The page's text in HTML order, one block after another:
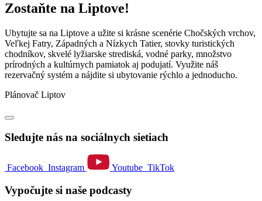
Zostaňte na Liptove!
Ubytujte sa na Liptove a užite si krásne scenérie Chočských vrchov,
Veľkej Fatry, Západných a Nízkych Tatier, stovky turistických
chodníkov, skvelé lyžiarske strediská, vodné parky, množstvo
prírodných a kultúrnych pamiatok aj podujatí. Využite náš
rezervačný systém a nájdite si ubytovanie rýchlo a jednoducho.
Plánovač Liptov
Sledujte nás na sociálnych sietiach
Facebook Instagram Youtube TikTok
Vypočujte si naše podcasty